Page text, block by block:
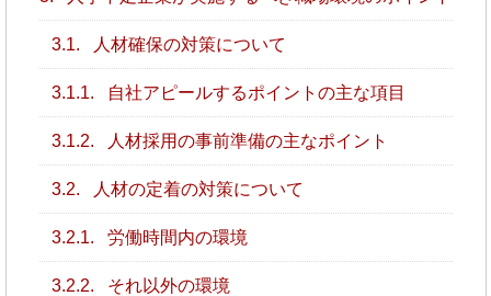
3.1. 人材確保の対策について
3.1.1. 自社アピールするポイントの主な項目
3.1.2. 人材採用の事前準備の主なポイント
3.2. 人材の定着の対策について
3.2.1. 労働時間内の環境
3.2.2. それ以外の環境